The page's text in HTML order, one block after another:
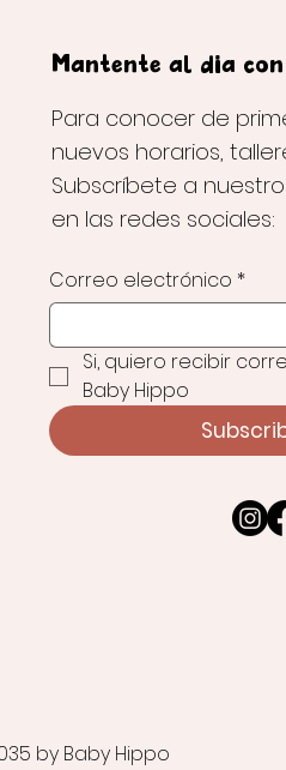
Mantente al día
Para conocer de
nuevos horarios,
Subscríbete a
en las redes sociales:
Correo electrónico *
Si, quiero recibir
Baby Hippo
by Baby Hippo